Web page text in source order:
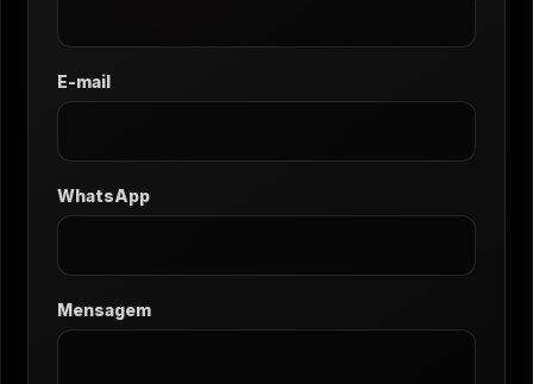
E-mail
WhatsApp
Mensagem